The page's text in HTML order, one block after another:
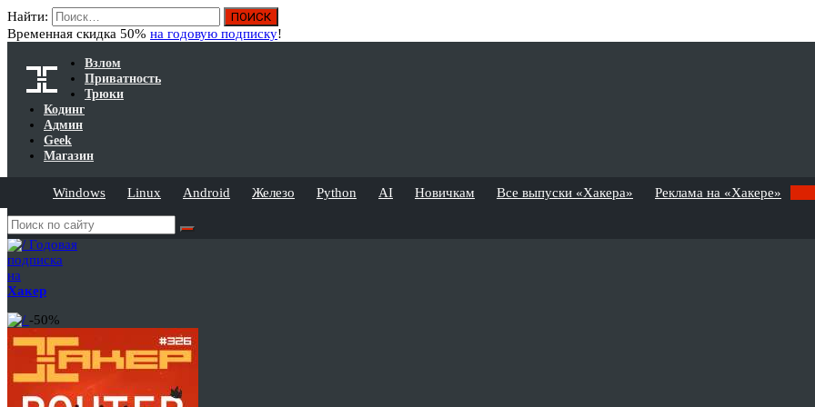
Найти:
Временная скидка 50% на годовую подписку!
Взлом
Приватность
Трюки
Кодинг
Админ
Geek
Магазин
Windows Linux Android Железо Python AI Новичкам Все выпуски «Хакера» Реклама на «Хакере»
Годовая
подписка
на
Хакер
-50%